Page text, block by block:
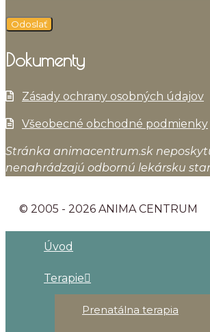
Dokumenty
Zásady ochrany osobných údajov
Všeobecné obchodné podmienky
Stránka animacentrum.sk
nenahrádzajú odbornú lekársku
© 2005 - 2026 ANIMA CENTRUM
Úvod
Terapie
Prenatálna terapia